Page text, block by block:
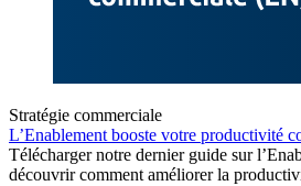
Stratégie commerciale
L’Enablement booste votre productivité
Télécharger notre dernier guide sur
découvrir comment améliorer la